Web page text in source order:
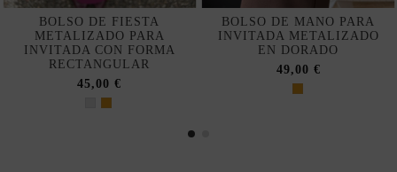
BOLSO DE FIESTA
METALIZADO PARA
INVITADA CON FORMA
RECTANGULAR
45,00 €
BOLSO DE MANO PARA
INVITADA METALIZADO
EN DORADO
49,00 €